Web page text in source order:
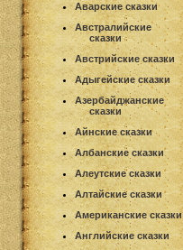
Аварские сказки
Австралийские
сказки
Австрийские сказки
Адыгейские сказки
Азербайджанские
сказки
Айнские сказки
Албанские сказки
Алеутские сказки
Алтайские сказки
Американские сказки
Английские сказки